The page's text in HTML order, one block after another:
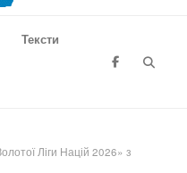
Тексти
Ліги Націй 2026» з